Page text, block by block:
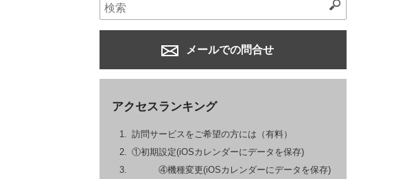
メールでの問合せ
アクセスランキング
訪問サービスをご希望の方には（有料）
①初期設定(iOSカレンダーにデータを保存)
④機種変更(iOSカレンダーにデータを保存)